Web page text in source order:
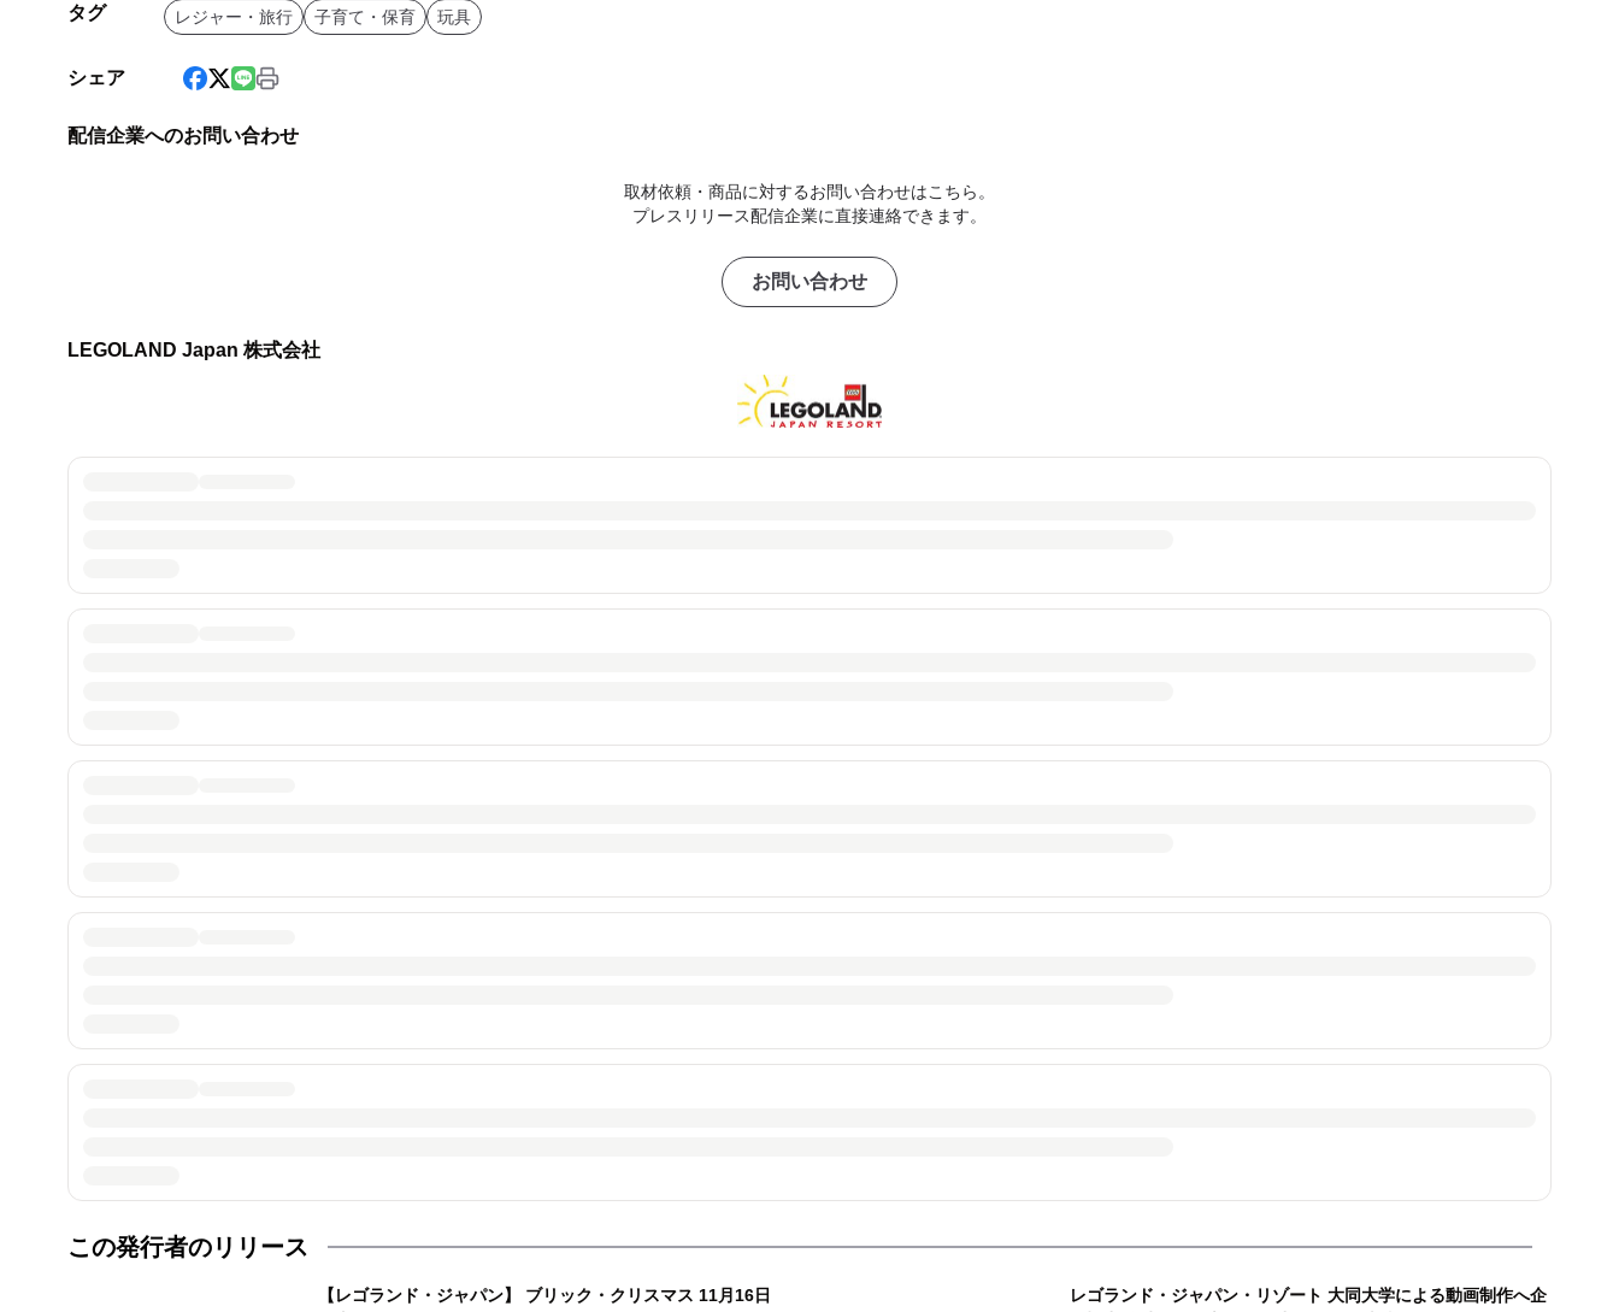
タグ レジャー・旅行 子育て・保育 玩具
シェア
配信企業へのお問い合わせ
取材依頼・商品に対するお問い合わせはこちら。
プレスリリース配信企業に直接連絡できます。
お問い合わせ
LEGOLAND Japan 株式会社
この発行者のリリース
【レゴランド・ジャパン】 ブリック・クリスマス 11月16日
レゴランド・ジャパン・リゾート 大同大学による動画制作へ企